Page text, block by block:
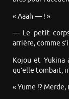
« Aaah — ! »
— Le petit corps
arrière, comme
Kojou et Yukina
qu’elle tombait,
« Yume !?